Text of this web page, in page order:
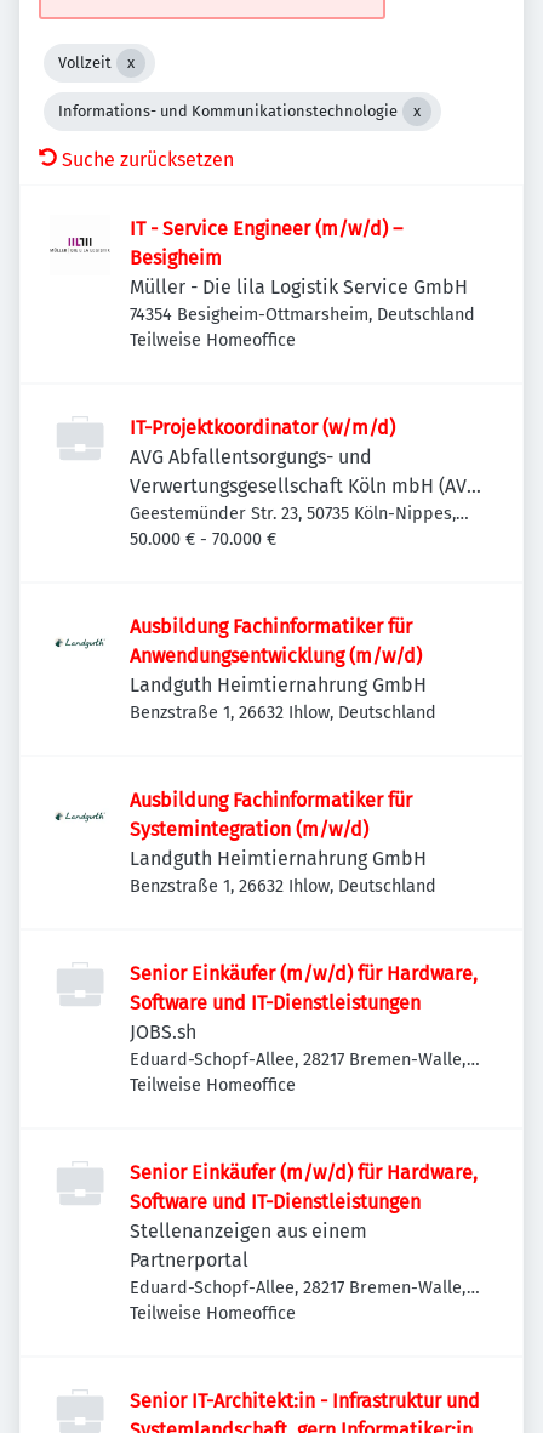
Vollzeit
Informations- und Kommunikationstechnologie
Suche zurücksetzen
IT - Service Engineer (m/w/d) –
Besigheim
Müller - Die lila Logistik Service GmbH
74354 Besigheim-Ottmarsheim, Deutschland
Teilweise Homeoffice
IT-Projektkoordinator (w/m/d)
AVG Abfallentsorgungs- und
Verwertungsgesellschaft Köln mbH (AVG
Köln)
Geestemünder Str. 23, 50735 Köln-Nippes,
Deutschland
50.000 € - 70.000 €
Ausbildung Fachinformatiker für
Anwendungsentwicklung (m/w/d)
Landguth Heimtiernahrung GmbH
Benzstraße 1, 26632 Ihlow, Deutschland
Ausbildung Fachinformatiker für
Systemintegration (m/w/d)
Landguth Heimtiernahrung GmbH
Benzstraße 1, 26632 Ihlow, Deutschland
Senior Einkäufer (m/w/d) für Hardware,
Software und IT-Dienstleistungen
JOBS.sh
Eduard-Schopf-Allee, 28217 Bremen-Walle,
Deutschland
Teilweise Homeoffice
Senior Einkäufer (m/w/d) für Hardware,
Software und IT-Dienstleistungen
Stellenanzeigen aus einem
Partnerportal
Eduard-Schopf-Allee, 28217 Bremen-Walle,
Deutschland
Teilweise Homeoffice
Senior IT-Architekt:in - Infrastruktur und